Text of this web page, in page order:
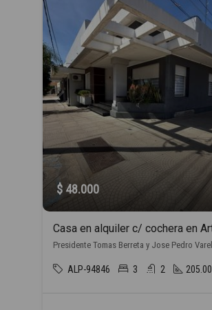
$ 48.000
Casa en alquiler c/ cochera en
ALP-94846 3 2 205.00